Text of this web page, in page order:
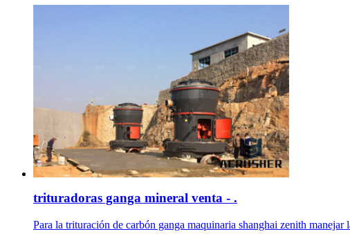
trituradoras ganga mineral venta - .
Para la trituración de carbón ganga maquinaria shanghai zenith